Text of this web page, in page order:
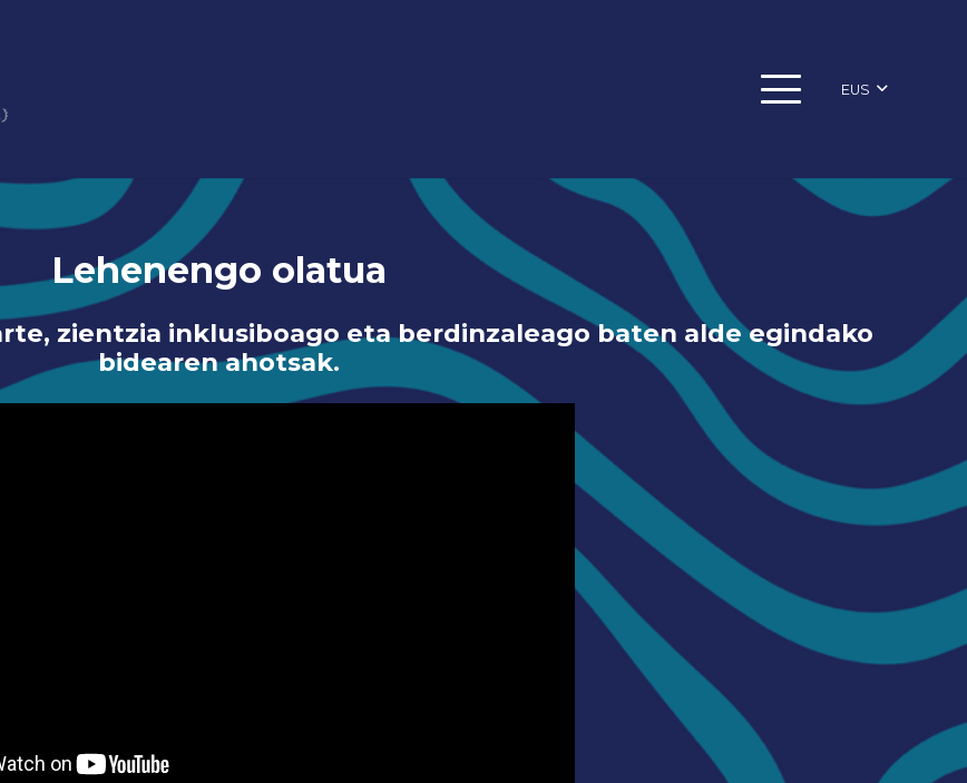
EUS
Lehenengo olatua
zientzia inklusiboago eta berdinzaleago baten alde egindako
bidearen ahotsak.